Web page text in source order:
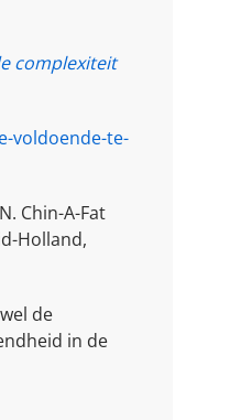
complexiteit
voldoende-te-
Chin-A-Fat
Holland,
de
in de